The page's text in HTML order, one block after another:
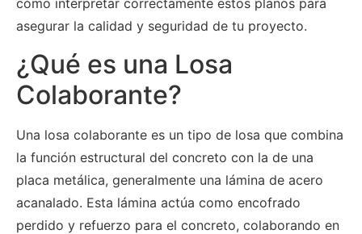
cómo interpretar correctamente estos planos para
asegurar la calidad y seguridad de tu proyecto.
¿Qué es una Losa
Colaborante?
Una losa colaborante es un tipo de losa que combina
la función estructural del concreto con la de una
placa metálica, generalmente una lámina de acero
acanalado. Esta lámina actúa como encofrado
perdido y refuerzo para el concreto, colaborando en